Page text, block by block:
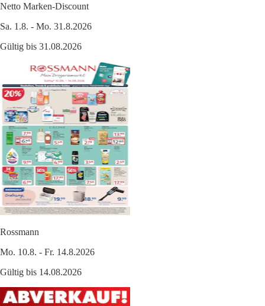
Netto Marken-Discount
Sa. 1.8. - Mo. 31.8.2026
Gültig bis 31.08.2026
Rossmann
Mo. 10.8. - Fr. 14.8.2026
Gültig bis 14.08.2026